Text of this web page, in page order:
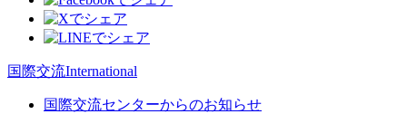
国際交流International
国際交流センターからのお知らせ